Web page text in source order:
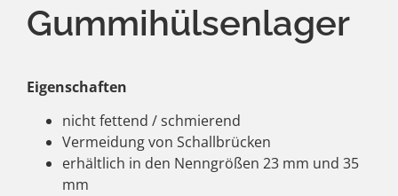
Gummihülsenlager
Eigenschaften
nicht fettend / schmierend
Vermeidung von Schallbrücken
erhältlich in den Nenngrößen 23 mm und 35
mm